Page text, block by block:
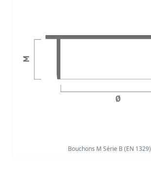
Bouchons M Série B (EN 1329)